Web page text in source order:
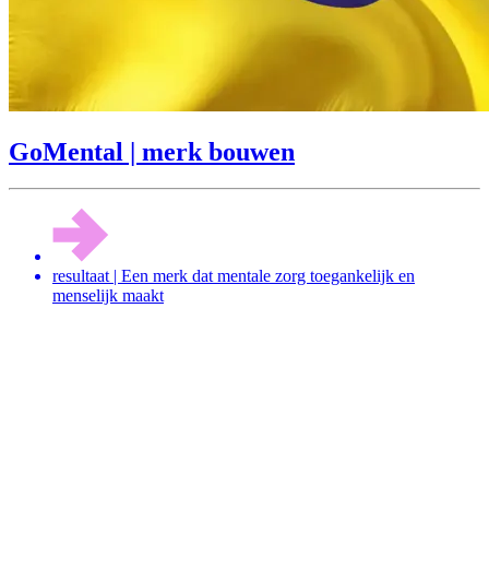
GoMental | merk bouwen
resultaat | Een merk dat mentale zorg toegankelijk en
menselijk maakt